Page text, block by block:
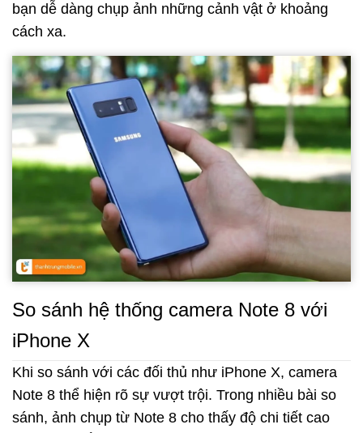
bạn dễ dàng chụp ảnh những cảnh vật ở khoảng
cách xa.
So sánh hệ thống camera Note 8 với
iPhone X
Khi so sánh với các đối thủ như iPhone X, camera
Note 8 thể hiện rõ sự vượt trội. Trong nhiều bài so
sánh, ảnh chụp từ Note 8 cho thấy độ chi tiết cao